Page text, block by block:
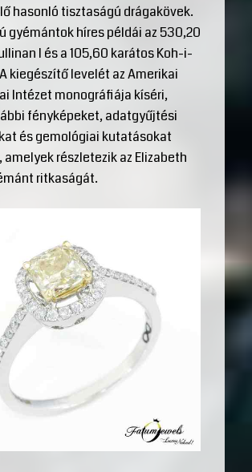
hasonló tisztaságú drágakövek.
gyémántok híres példái az 530,20
I és a 105,60 karátos Koh-i-
kiegészítő levelét az Amerikai
Intézet monográfiája kíséri,
fényképeket, adatgyűjtési
és gemológiai kutatásokat
részletezik az Elizabeth
ritkaságát.